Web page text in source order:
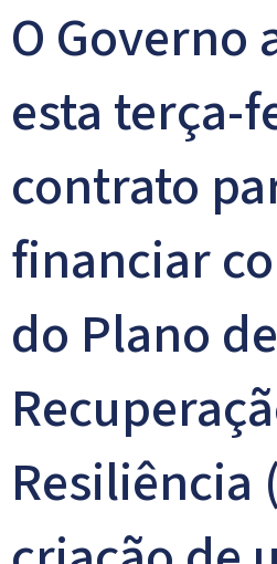
O Governo
esta terça-
contrato
financiar
do Plano de
Resiliência